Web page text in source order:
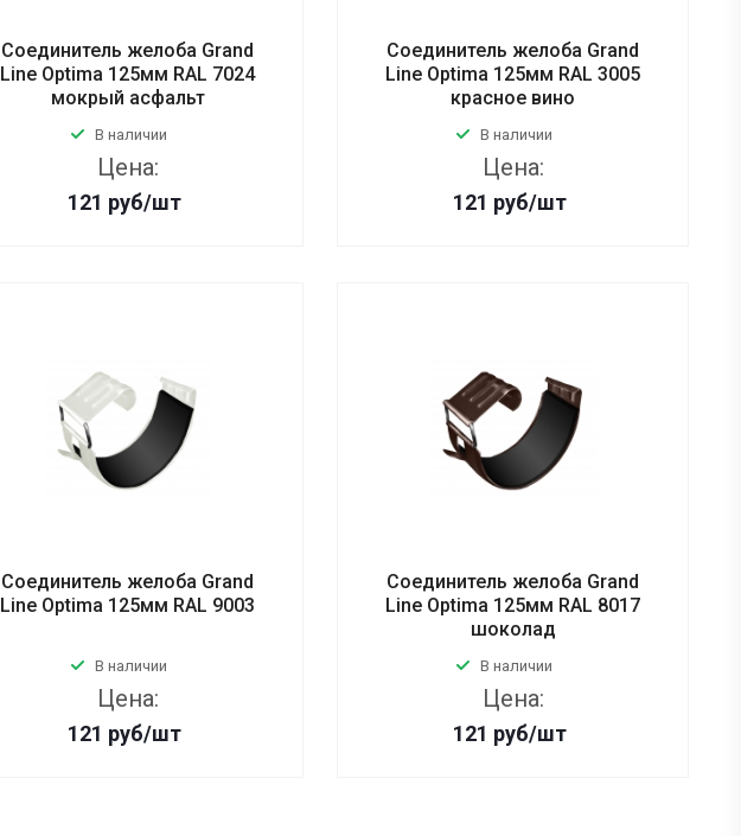
Соединитель желоба Grand
Line Optima 125мм RAL 7024
мокрый асфальт
В наличии
Цена:
121 руб/шт
Соединитель желоба Grand
Line Optima 125мм RAL 3005
красное вино
В наличии
Цена:
121 руб/шт
Соединитель желоба Grand
Line Optima 125мм RAL 9003
В наличии
Цена:
121 руб/шт
Соединитель желоба Grand
Line Optima 125мм RAL 8017
шоколад
В наличии
Цена:
121 руб/шт